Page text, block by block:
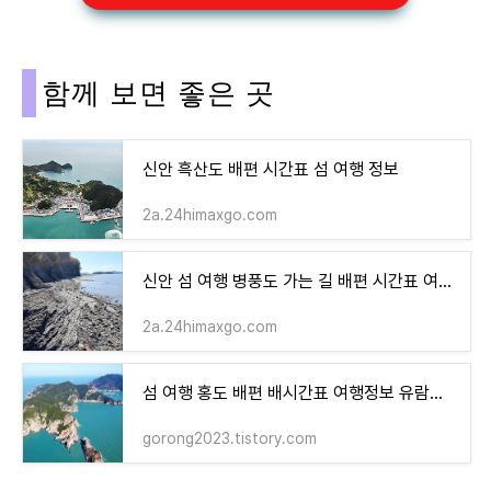
함께 보면 좋은 곳
신안 흑산도 배편 시간표 섬 여행 정보
2a.24himaxgo.com
신안 섬 여행 병풍도 가는 길 배편 시간표 여행정보
2a.24himaxgo.com
섬 여행 홍도 배편 배시간표 여행정보 유람선코스
gorong2023.tistory.com